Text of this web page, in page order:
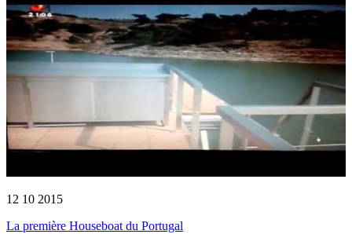
12 10 2015
La première Houseboat du Portugal